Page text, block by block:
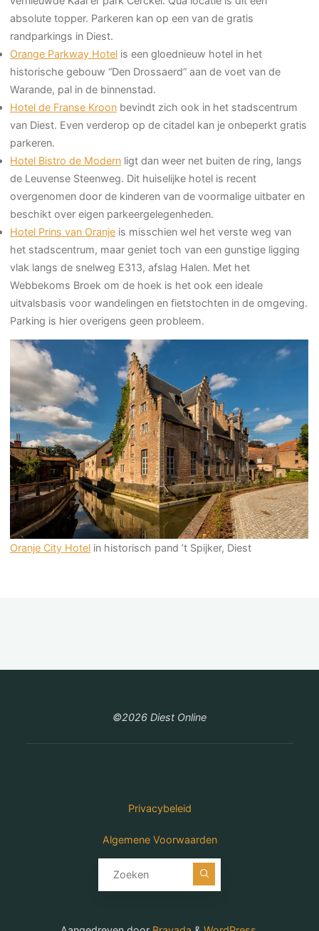
absolute topper. Parkeren kan op een van de gratis
randparkings in Diest.
Orange Parkway Hotel is een gloednieuw hotel in het
historische gebouw “Den Drossaerd” aan de voet van de
Warande, pal in de binnenstad.
Hotel de Franse Kroon bevindt zich ook in het stadscentrum
van Diest. Even verderop op de citadel kan je onbeperkt gratis
parkeren.
Hotel Bistro de Modern ligt dan weer net buiten de ring, langs
de Leuvense Steenweg. Dit huiselijke hotel is recent
overgenomen door de kinderen van de voormalige uitbater en
beschikt over eigen parkeergelegenheden.
Hotel Prins van Oranje is misschien wel het verste weg van
het stadscentrum, maar geniet toch van een gunstige ligging
vlak langs de snelweg E313, afslag Halen. Met het
Webbekoms Broek om de hoek is het ook een ideale
uitvalsbasis voor wandelingen en fietstochten in de omgeving.
Parking is hier overigens geen probleem.
Oranje City Hotel in historisch pand ’t Spijker, Diest
©2026 Diest Online
Privacybeleid
Algemene Voorwaarden